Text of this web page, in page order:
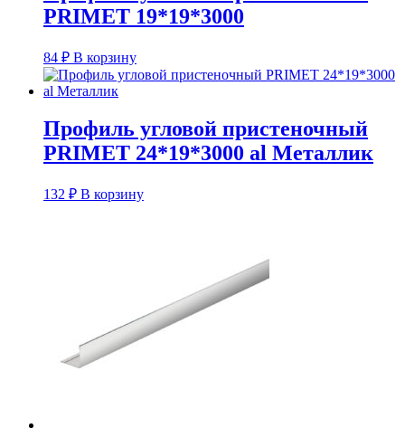
PRIMET 19*19*3000
84 ₽ В корзину
Профиль угловой пристеночный
PRIMET 24*19*3000 al Металлик
132 ₽ В корзину